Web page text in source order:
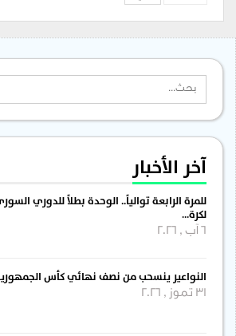
آخر الأخبار
للمرة الرابعة توالياً.. الوحدة بطلاً للدوري السوري
لكرة…
النواعير ينسحب من نصف نهائي كأس الجمهورية
31 تموز , 2026